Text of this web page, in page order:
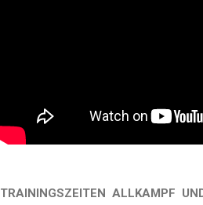
TRAININGSZEITEN ALLKAMPF